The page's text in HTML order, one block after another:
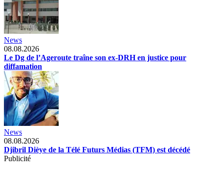
News
08.08.2026
Le Dg de l’Ageroute traîne son ex-DRH en justice pour
diffamation
News
08.08.2026
Djibril Dièye de la Télé Futurs Médias (TFM) est décédé
Publicité